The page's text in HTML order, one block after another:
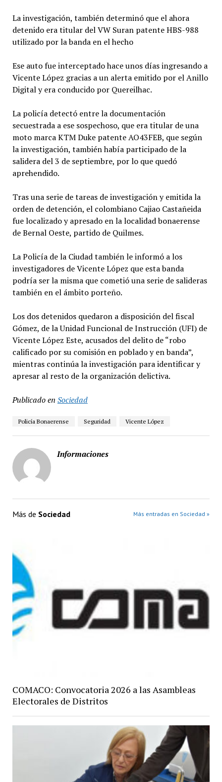
La investigación, también determinó que el ahora
detenido era titular del VW Suran patente HBS-988
utilizado por la banda en el hecho
Ese auto fue interceptado hace unos días ingresando a
Vicente López gracias a un alerta emitido por el Anillo
Digital y era conducido por Quereilhac.
La policía detectó entre la documentación
secuestrada a ese sospechoso, que era titular de una
moto marca KTM Duke patente AO43FEB, que según
la investigación, también había participado de la
salidera del 3 de septiembre, por lo que quedó
aprehendido.
Tras una serie de tareas de investigación y emitida la
orden de detención, el colombiano Cajiao Castañeida
fue localizado y apresado en la localidad bonaerense
de Bernal Oeste, partido de Quilmes.
La Policía de la Ciudad también le informó a los
investigadores de Vicente López que esta banda
podría ser la misma que cometió una serie de salideras
también en el ámbito porteño.
Los dos detenidos quedaron a disposición del fiscal
Gómez, de la Unidad Funcional de Instrucción (UFI) de
Vicente López Este, acusados del delito de “robo
calificado por su comisión en poblado y en banda”,
mientras continúa la investigación para identificar y
apresar al resto de la organización delictiva.
Publicado en Sociedad
Policía Bonaerense Seguridad Vicente López
Informaciones
Más de Sociedad Más entradas en Sociedad »
COMACO: Convocatoria 2026 a las Asambleas
Electorales de Distritos